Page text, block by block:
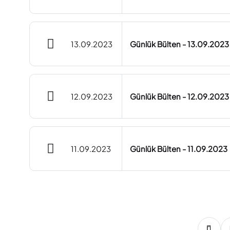
13.09.2023 Günlük Bülten - 13.09.2023
12.09.2023 Günlük Bülten - 12.09.2023
11.09.2023 Günlük Bülten - 11.09.2023